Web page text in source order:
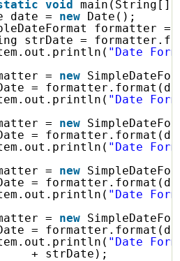
void
main(String[]
date = new Date();
formatter =
strDate =
"Date
= new
=
"Date
= new
=
"Date
= new
=
"Date
= new
=
"Date
+ strDate);